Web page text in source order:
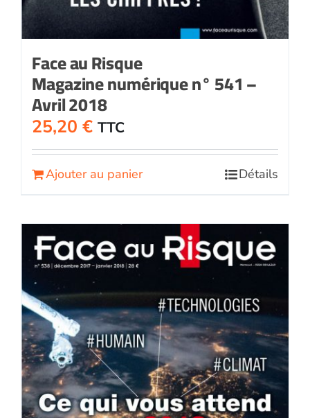
Face au Risque
Magazine numérique n° 541 –
Avril 2018
25,20 € TTC
Ajouter au panier Détails